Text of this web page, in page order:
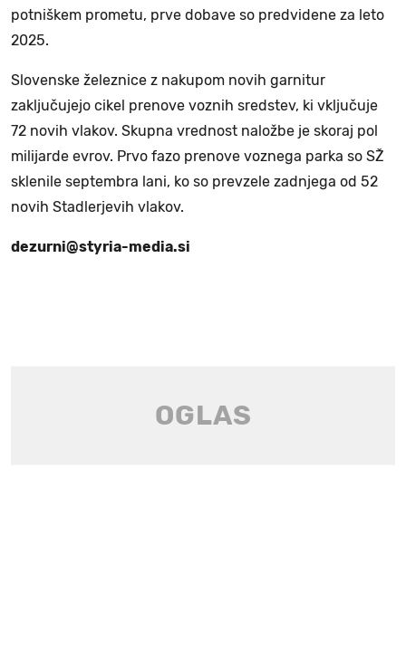
potniškem prometu, prve dobave so predvidene za leto
2025.
Slovenske železnice z nakupom novih garnitur
zaključujejo cikel prenove voznih sredstev, ki vključuje
72 novih vlakov. Skupna vrednost naložbe je skoraj pol
milijarde evrov. Prvo fazo prenove voznega parka so SŽ
sklenile septembra lani, ko so prevzele zadnjega od 52
novih Stadlerjevih vlakov.
dezurni@styria-media.si